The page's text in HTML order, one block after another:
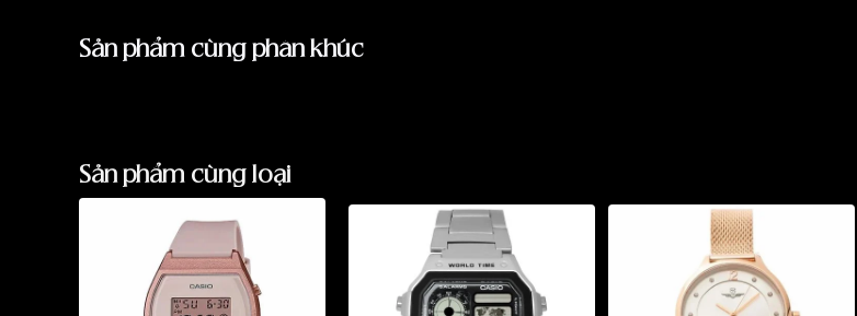
Sản phẩm cùng phân khúc
Sản phẩm cùng loại